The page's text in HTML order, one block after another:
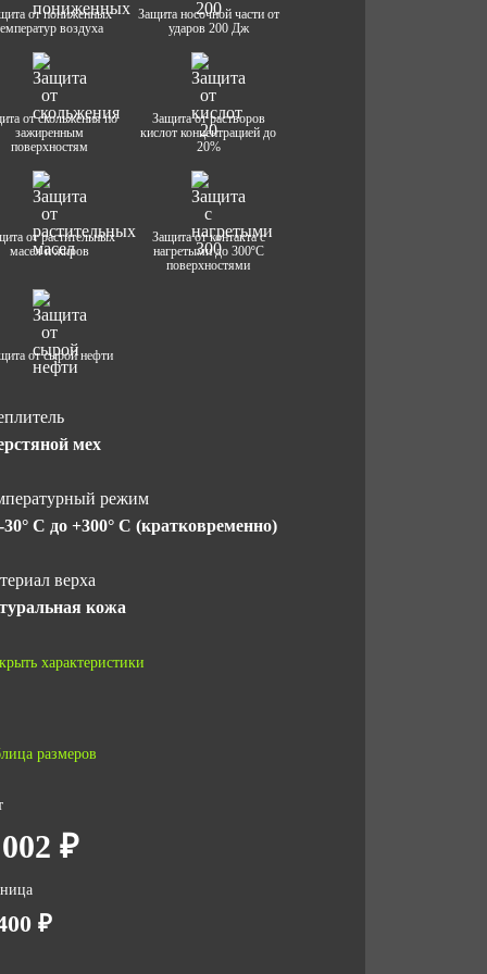
от пониженных
воздуха
Защита носочной части от
ударов 200 Дж
от скольжения по
зажиренным
поверхностям
Защита от растворов
кислот концентрацией до
20%
от растительных
масел и жиров
Защита от контакта с
нагретыми до 300ºС
поверхностями
от сырой нефти
мех
режим
30° C до +300° C (кратковременно)
верха
кожа
крепления подошвы
12.4.137-2001
характеристики
размеров
₽
₽